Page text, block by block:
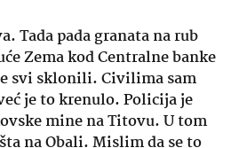
Tada pada granata na rub
Zema kod Centralne banke
svi sklonili. Civilima sam
je to krenulo. Policija je
mine na Titovu. U tom
na Obali. Mislim da se to